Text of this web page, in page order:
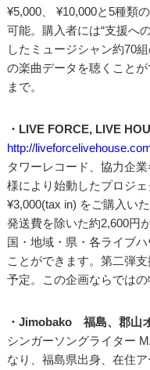
¥5,000、 ¥10,000と5種類
可能。購入者には“支援へ
したミュージシャン約70
の楽曲データを聴くこと
まで。
・LIVE FORCE, LIVE
http://
タワーレコード、協力企
様により始動したプロジ
¥3,000(tax in) をご購入い
発送費を除いた約2,600円
国・地域・県・各ライブ
ことができます。第二弾
予定。この企画ならでは
・Jimobako 福島、郡山
シンガーソングライター
なり、福島県出身、在住